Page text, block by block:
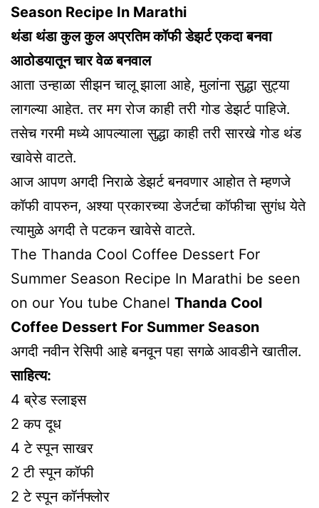
Season Recipe In Marathi
थंडा थंडा कुल कुल अप्रतिम कॉफी डेझर्ट एकदा बनवा
आठोडयातून चार वेळ बनवाल
आता उन्हाळा सीझन चालू झाला आहे, मुलांना सुद्धा सुट्या
लागल्या आहेत. तर मग रोज काही तरी गोड डेझर्ट पाहिजे.
तसेच गरमी मध्ये आपल्याला सुद्धा काही तरी सारखे गोड थंड
खावेसे वाटते.
आज आपण अगदी निराळे डेझर्ट बनवणार आहोत ते म्हणजे
कॉफी वापरुन, अश्या प्रकारच्या डेजर्टचा कॉफीचा सुगंध येते
त्यामुळे अगदी ते पटकन खावेसे वाटते.
The Thanda Cool Coffee Dessert For
Summer Season Recipe In Marathi be seen
on our You tube Chanel Thanda Cool
Coffee Dessert For Summer Season
अगदी नवीन रेसिपी आहे बनवून पहा सगळे आवडीने खातील.
साहित्य:
4 ब्रेड स्लाइस
2 कप दूध
4 टे स्पून साखर
2 टी स्पून कॉफी
2 टे स्पून कॉर्नफ्लोर